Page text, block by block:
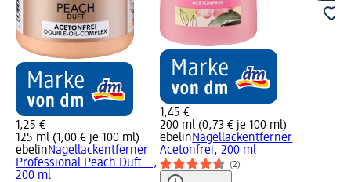
1,25 €
125 ml (1,00 € je 100 ml)
ebelinNagellackentferner
Professional Peach Duft...,
200 ml
1,45 €
200 ml (0,73 € je 100 ml)
ebelinNagellackentferner
Acetonfrei, 200 ml
(2)